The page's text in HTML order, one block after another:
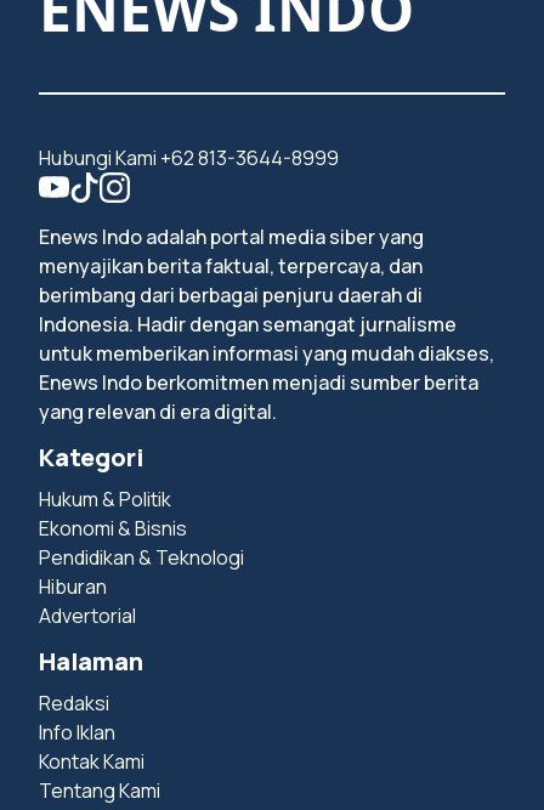
Hubungi Kami +62 813-3644-8999
Enews Indo adalah portal media siber yang
menyajikan berita faktual, terpercaya, dan
berimbang dari berbagai penjuru daerah di
Indonesia. Hadir dengan semangat jurnalisme
untuk memberikan informasi yang mudah diakses,
Enews Indo berkomitmen menjadi sumber berita
yang relevan di era digital.
Kategori
Hukum & Politik
Ekonomi & Bisnis
Pendidikan & Teknologi
Hiburan
Advertorial
Halaman
Redaksi
Info Iklan
Kontak Kami
Tentang Kami